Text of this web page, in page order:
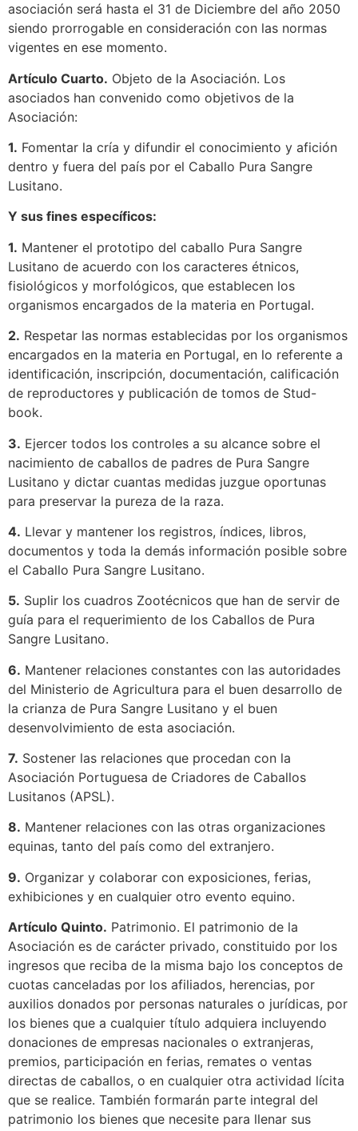
asociación será hasta el 31 de Diciembre del año 2050
siendo prorrogable en consideración con las normas
vigentes en ese momento.
Artículo Cuarto. Objeto de la Asociación. Los
asociados han convenido como objetivos de la
Asociación:
1. Fomentar la cría y difundir el conocimiento y afición
dentro y fuera del país por el Caballo Pura Sangre
Lusitano.
Y sus fines específicos:
1. Mantener el prototipo del caballo Pura Sangre
Lusitano de acuerdo con los caracteres étnicos,
fisiológicos y morfológicos, que establecen los
organismos encargados de la materia en Portugal.
2. Respetar las normas establecidas por los organismos
encargados en la materia en Portugal, en lo referente a
identificación, inscripción, documentación, calificación
de reproductores y publicación de tomos de Stud-
book.
3. Ejercer todos los controles a su alcance sobre el
nacimiento de caballos de padres de Pura Sangre
Lusitano y dictar cuantas medidas juzgue oportunas
para preservar la pureza de la raza.
4. Llevar y mantener los registros, índices, libros,
documentos y toda la demás información posible sobre
el Caballo Pura Sangre Lusitano.
5. Suplir los cuadros Zootécnicos que han de servir de
guía para el requerimiento de los Caballos de Pura
Sangre Lusitano.
6. Mantener relaciones constantes con las autoridades
del Ministerio de Agricultura para el buen desarrollo de
la crianza de Pura Sangre Lusitano y el buen
desenvolvimiento de esta asociación.
7. Sostener las relaciones que procedan con la
Asociación Portuguesa de Criadores de Caballos
Lusitanos (APSL).
8. Mantener relaciones con las otras organizaciones
equinas, tanto del país como del extranjero.
9. Organizar y colaborar con exposiciones, ferias,
exhibiciones y en cualquier otro evento equino.
Artículo Quinto. Patrimonio. El patrimonio de la
Asociación es de carácter privado, constituido por los
ingresos que reciba de la misma bajo los conceptos de
cuotas canceladas por los afiliados, herencias, por
auxilios donados por personas naturales o jurídicas, por
los bienes que a cualquier título adquiera incluyendo
donaciones de empresas nacionales o extranjeras,
premios, participación en ferias, remates o ventas
directas de caballos, o en cualquier otra actividad lícita
que se realice. También formarán parte integral del
patrimonio los bienes que necesite para llenar sus